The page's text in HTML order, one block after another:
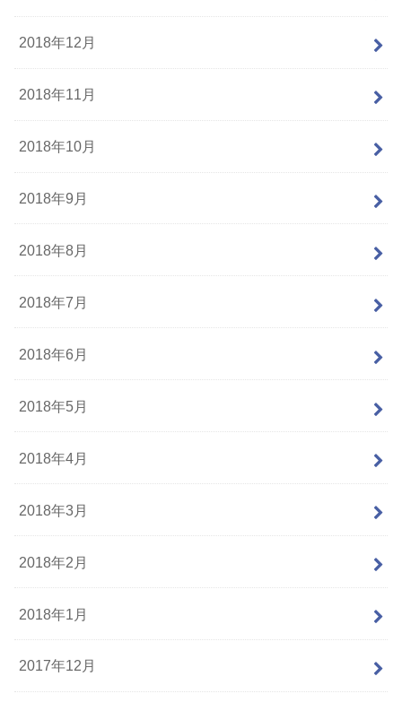
2018年12月
2018年11月
2018年10月
2018年9月
2018年8月
2018年7月
2018年6月
2018年5月
2018年4月
2018年3月
2018年2月
2018年1月
2017年12月